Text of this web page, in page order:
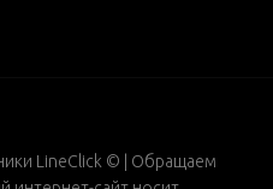
LineClick © | Обращаем